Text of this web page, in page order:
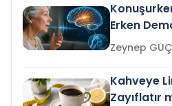
Erken
mi?
Kahveye
Zayıflatır